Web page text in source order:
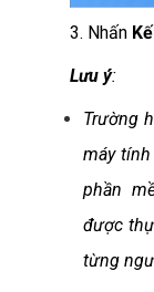
3. Nhấn
Lưu ý:
Trường
máy
phần
được
từng